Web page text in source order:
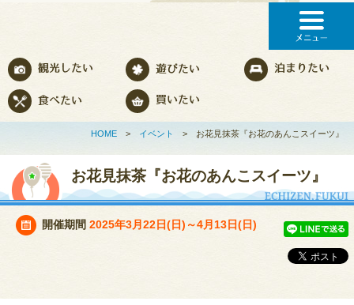
HOME> イベント > お花見抹茶『お花のあんこスイーツ』
お花見抹茶『お花のあんこスイーツ』
開催期間 2025年3月22日(日)～4月13日(日)